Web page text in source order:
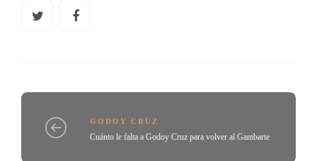
GODOY CRUZ
Cuánto le falta a Godoy Cruz para volver al Gambarte